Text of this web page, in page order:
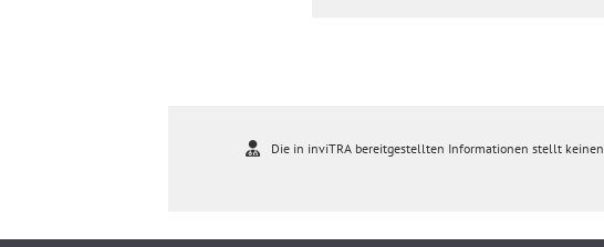
Die in inviTRA bereitgestellten Informationen stellt keinen